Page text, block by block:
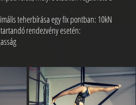
teherbírása egy fix pontban: 10kN
rendezvény esetén: